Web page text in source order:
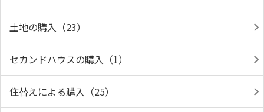
土地の購入（23）
セカンドハウスの購入（1）
住替えによる購入（25）